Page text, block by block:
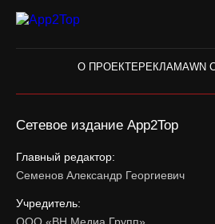
О ПРОЕКТЕРЕКЛАМАWN
Сетевое издание App2Top
Главный редактор:
Семенов Александр Георгиевич
Учредитель: